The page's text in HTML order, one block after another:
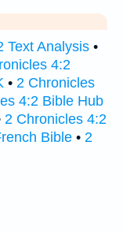
Text Analysis •
4:2
• 2 Chronicles
4:2 Bible Hub
2 Chronicles 4:2
Bible • 2